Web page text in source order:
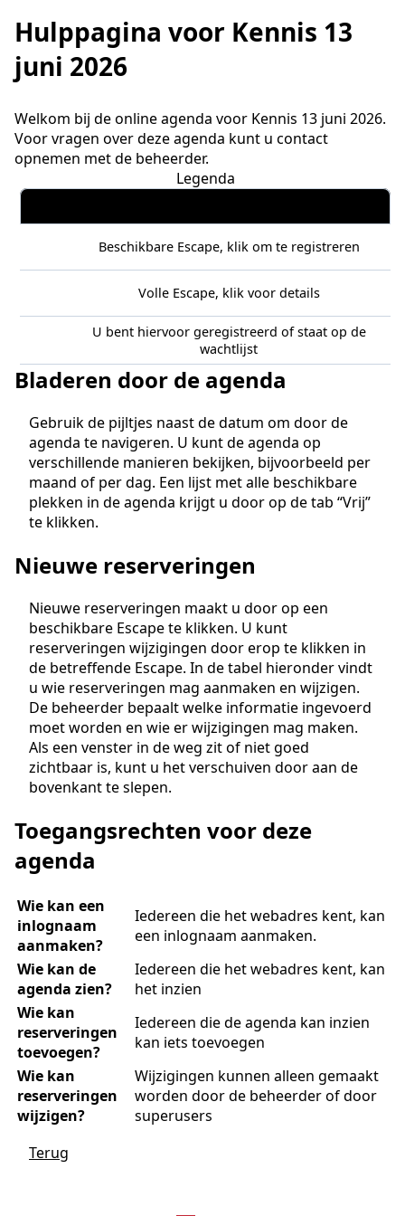
Hulppagina voor Kennis 13
juni 2026
Welkom bij de online agenda voor Kennis 13 juni 2026.
Voor vragen over deze agenda kunt u contact
opnemen met de beheerder.
Legenda
Beschikbare Escape, klik om te registreren
Volle Escape, klik voor details
U bent hiervoor geregistreerd of staat op de
wachtlijst
Bladeren door de agenda
Gebruik de pijltjes naast de datum om door de
agenda te navigeren. U kunt de agenda op
verschillende manieren bekijken, bijvoorbeeld per
maand of per dag. Een lijst met alle beschikbare
plekken in de agenda krijgt u door op de tab “Vrij”
te klikken.
Nieuwe reserveringen
Nieuwe reserveringen maakt u door op een
beschikbare Escape te klikken. U kunt
reserveringen wijzigingen door erop te klikken in
de betreffende Escape. In de tabel hieronder vindt
u wie reserveringen mag aanmaken en wijzigen.
De beheerder bepaalt welke informatie ingevoerd
moet worden en wie er wijzigingen mag maken.
Als een venster in de weg zit of niet goed
zichtbaar is, kunt u het verschuiven door aan de
bovenkant te slepen.
Toegangsrechten voor deze
agenda
Wie kan een
inlognaam
aanmaken?
Iedereen die het webadres kent, kan
een inlognaam aanmaken.
Wie kan de
agenda zien?
Iedereen die het webadres kent, kan
het inzien
Wie kan
reserveringen
toevoegen?
Iedereen die de agenda kan inzien
kan iets toevoegen
Wie kan
reserveringen
wijzigen?
Wijzigingen kunnen alleen gemaakt
worden door de beheerder of door
superusers
Terug